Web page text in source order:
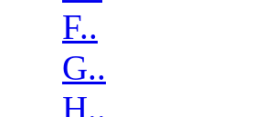
F..
G..
H..